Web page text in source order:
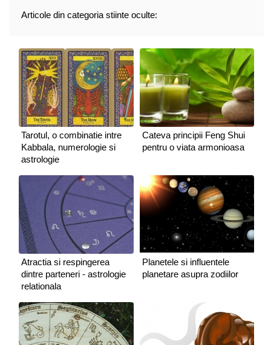
Articole din categoria stiinte oculte:
Tarotul, o combinatie intre
Kabbala, numerologie si
astrologie
Cateva principii Feng Shui
pentru o viata armonioasa
Atractia si respingerea
dintre parteneri - astrologie
relationala
Planetele si influentele
planetare asupra zodiilor